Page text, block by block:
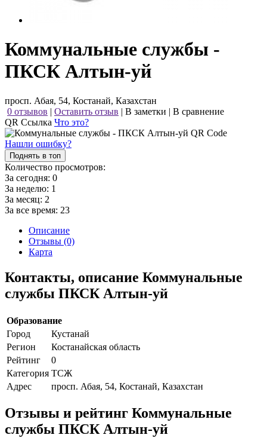
Коммунальные службы -
ПКСК Алтын-уй
просп. Абая, 54, Костанай, Казахстан
0 отзывов | Оставить отзыв | В заметки | В сравнение
QR Ссылка Что это?
Нашли ошибку?
Поднять в топ
Количество просмотров:
За сегодня: 0
За неделю: 1
За месяц: 2
За все время: 23
Описание
Отзывы (0)
Карта
Контакты, описание Коммунальные
службы ПКСК Алтын-уй
Образование
Город
Кустанай
Регион
Костанайская область
Рейтинг
0
Категория ТСЖ
Адрес
просп. Абая, 54, Костанай, Казахстан
Отзывы и рейтинг Коммунальные
службы ПКСК Алтын-уй